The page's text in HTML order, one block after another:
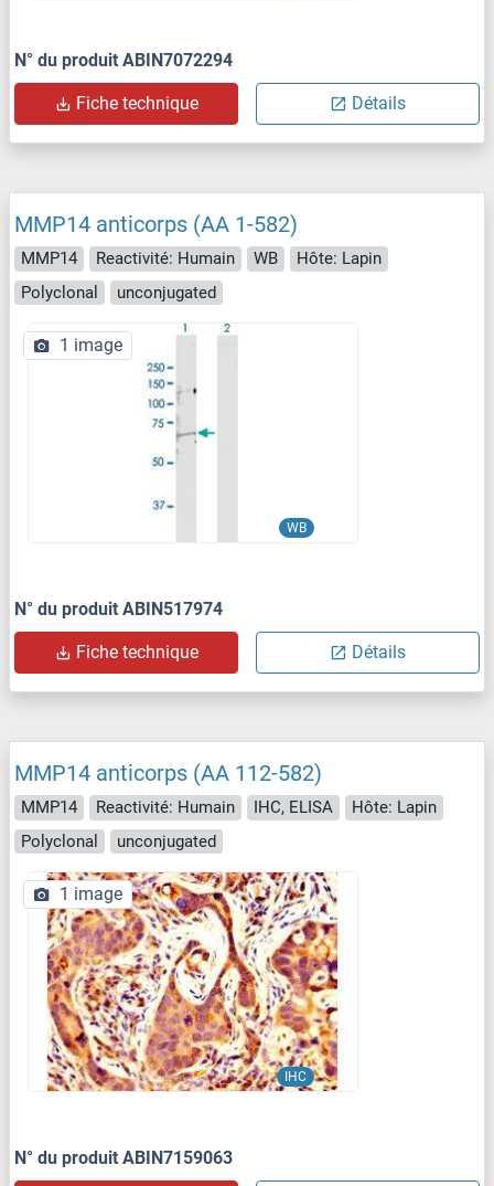
N° du produit ABIN7072294
Fiche technique Détails
MMP14 anticorps (AA 1-582)
MMP14 Reactivité: Humain WB
Hôte: Lapin
Polyclonal
unconjugated
WB
1 image
N° du produit ABIN517974
Fiche technique Détails
MMP14 anticorps (AA 112-582)
MMP14 Reactivité: Humain IHC, ELISA
Hôte: Lapin
Polyclonal
unconjugated
IHC
1 image
N° du produit ABIN7159063